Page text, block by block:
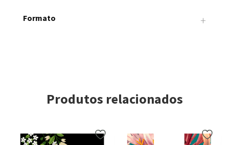
Formato +
Produtos relacionados